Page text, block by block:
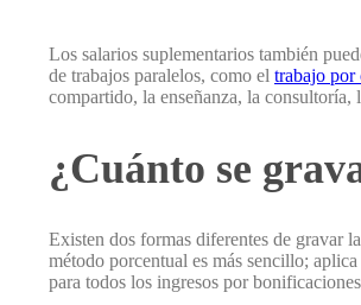
Los salarios suplementarios también
de trabajos paralelos, como el trabajo por
compartido, la enseñanza, la consultoría,
¿Cuánto se
Existen dos formas diferentes de gravar
método porcentual es más sencillo;
para todos los ingresos por